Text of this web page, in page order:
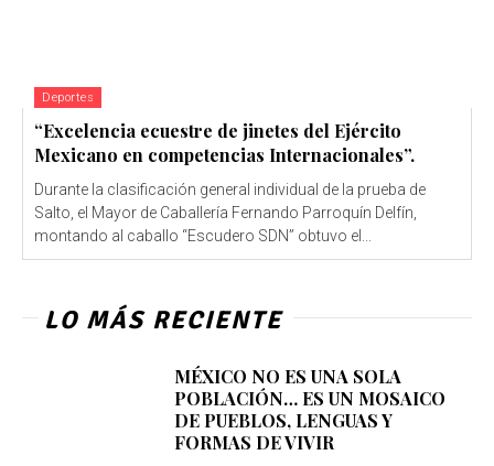
Deportes
“Excelencia ecuestre de jinetes del Ejército
Mexicano en competencias Internacionales”.
Durante la clasificación general individual de la prueba de
Salto, el Mayor de Caballería Fernando Parroquín Delfín,
montando al caballo “Escudero SDN” obtuvo el...
LO MÁS RECIENTE
MÉXICO NO ES UNA SOLA
POBLACIÓN… ES UN MOSAICO
DE PUEBLOS, LENGUAS Y
FORMAS DE VIVIR